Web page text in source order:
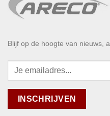
Blijf op de hoogte van nieuws,